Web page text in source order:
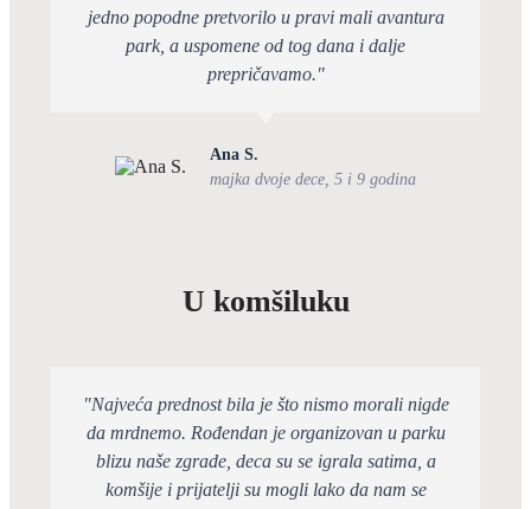
U komšiluku
"Najveća prednost bila je što nismo morali nigde
da mrdnemo. Rođendan je organizovan u parku
blizu naše zgrade, deca su se igrala satima, a
komšije i prijatelji su mogli lako da nam se
jedno popodne pretvorilo u pravi mali avantura
park, a uspomene od tog dana i dalje
prepričavamo."
Ana S.
majka dvoje dece, 5 i 9 godina